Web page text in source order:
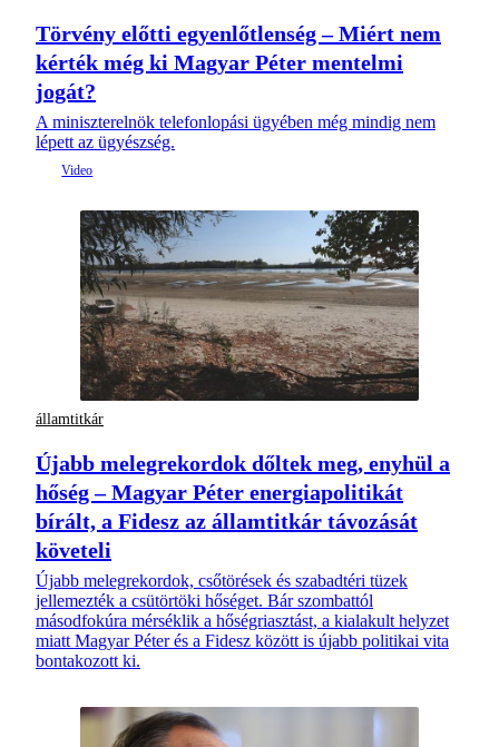
Törvény előtti egyenlőtlenség – Miért nem
kérték még ki Magyar Péter mentelmi
jogát?
A miniszterelnök telefonlopási ügyében még mindig nem
lépett az ügyészség.
államtitkár
Újabb melegrekordok dőltek meg, enyhül a
hőség – Magyar Péter energiapolitikát
bírált, a Fidesz az államtitkár távozását
követeli
Újabb melegrekordok, csőtörések és szabadtéri tüzek
jellemezték a csütörtöki hőséget. Bár szombattól
másodfokúra mérséklik a hőségriasztást, a kialakult helyzet
miatt Magyar Péter és a Fidesz között is újabb politikai vita
bontakozott ki.